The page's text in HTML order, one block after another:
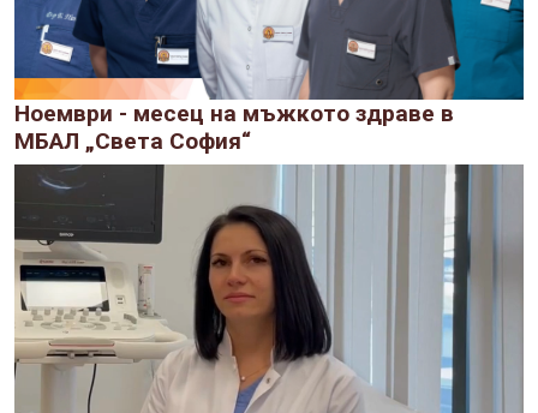
Ноември - месец на мъжкото здраве в
МБАЛ „Света София“